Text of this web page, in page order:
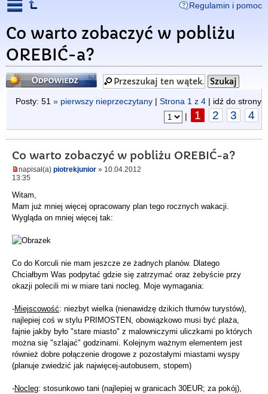
Regulamin i pomoc
Co warto zobaczyć w pobliżu
OREBIĆ-a?
Odpowiedz
Posty: 51 » pierwszy nieprzeczytany | Strona 1 z 4 | idź do strony
|
1 2 3 4
Co warto zobaczyć w pobliżu OREBIĆ-a?
napisał(a) piotrekjunior » 10.04.2012
13:35
Witam,
Mam już mniej więcej opracowany plan tego rocznych wakacji.
Wygląda on mniej więcej tak:
Co do Korculi nie mam jeszcze ze żadnych planów. Dlatego
Chciałbym Was podpytać gdzie się zatrzymać oraz żebyście przy
okazji polecili mi w miare tani nocleg. Moje wymagania:
-Miejscowość: niezbyt wielka (nienawidzę dzikich tłumów turystów),
najlepiej coś w stylu PRIMOSTEN, obowiązkowo musi być plaża,
fajnie jakby było "stare miasto" z malowniczymi uliczkami po których
można się "szlajać" godzinami. Kolejnym ważnym elementem jest
również dobre połączenie drogowe z pozostałymi miastami wyspy
(planuje zwiedzić jak najwięcej-autobusem, stopem)
-Nocleg: stosunkowo tani (najlepiej w granicach 30EUR; za pokój),